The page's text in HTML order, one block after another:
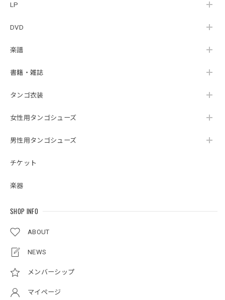
LP
DVD
楽譜
書籍・雑誌
タンゴ衣装
女性用タンゴシューズ
男性用タンゴシューズ
チケット
楽器
SHOP INFO
ABOUT
NEWS
メンバーシップ
マイページ